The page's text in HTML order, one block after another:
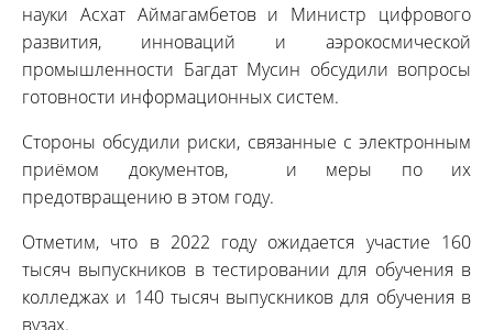
науки Асхат Аймагамбетов и Министр цифрового
развития, инноваций и аэрокосмической
промышленности Багдат Мусин обсудили вопросы
готовности информационных систем.
Стороны обсудили риски, связанные с электронным
приёмом документов, и меры по их
предотвращению в этом году.
Отметим, что в 2022 году ожидается участие 160
тысяч выпускников в тестировании для обучения в
колледжах и 140 тысяч выпускников для обучения в
вузах.